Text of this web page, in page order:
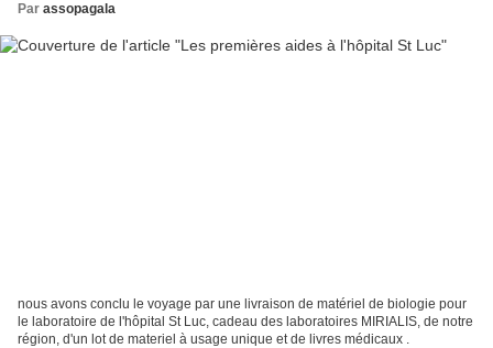
Par assopagala
nous avons conclu le voyage par une livraison de matériel de biologie pour
le laboratoire de l'hôpital St Luc, cadeau des laboratoires MIRIALIS, de notre
région, d'un lot de materiel à usage unique et de livres médicaux .